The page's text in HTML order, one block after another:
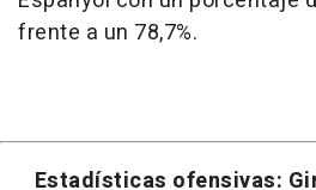
frente a un 78,7%.
Estadísticas ofensivas: